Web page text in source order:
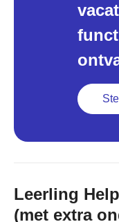
Leerling
(met extra